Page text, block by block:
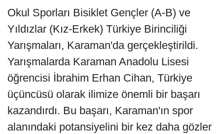
Okul Sporları Bisiklet Gençler (A-B) ve
Yıldızlar (Kız-Erkek) Türkiye Birinciliği
Yarışmaları, Karaman'da gerçekleştirildi.
Yarışmalarda Karaman Anadolu Lisesi
öğrencisi İbrahim Erhan Cihan, Türkiye
üçüncüsü olarak ilimize önemli bir başarı
kazandırdı. Bu başarı, Karaman'ın spor
alanındaki potansiyelini bir kez daha gözler